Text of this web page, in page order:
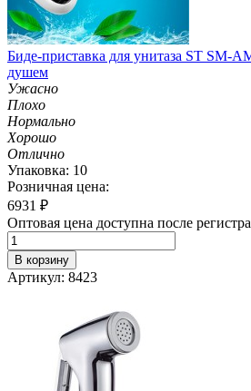
Биде-приставка для унитаза ST SM-
душем
Ужасно
Плохо
Нормально
Хорошо
Отлично
Упаковка: 10
Розничная цена:
6931 ₽
Оптовая цена доступна после
В корзину
Артикул: 8423